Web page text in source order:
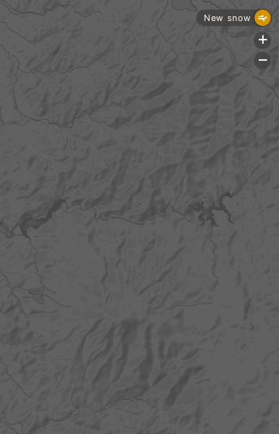
New snow
+
-